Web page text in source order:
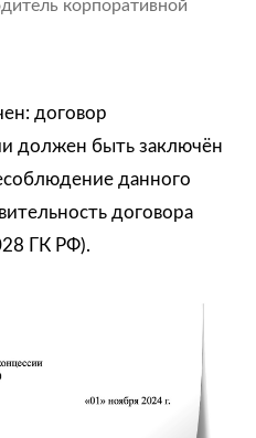
корпоративной
договор
должен быть заключён
данного
договора
ГК РФ).